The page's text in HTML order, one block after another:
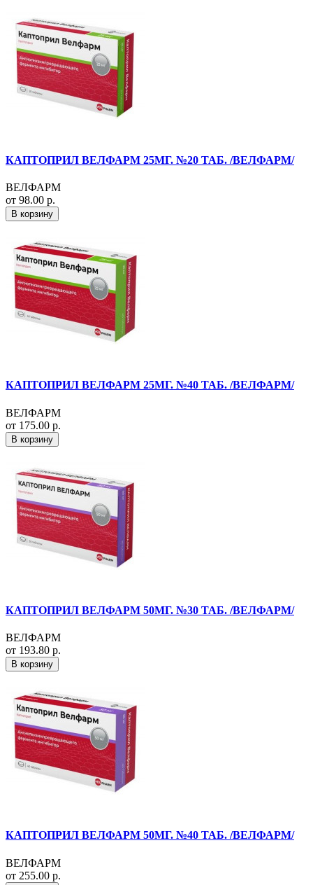
КАПТОПРИЛ ВЕЛФАРМ 25МГ. №20 ТАБ. /ВЕЛФАРМ/
ВЕЛФАРМ
от 98.00 р.
В корзину
КАПТОПРИЛ ВЕЛФАРМ 25МГ. №40 ТАБ. /ВЕЛФАРМ/
ВЕЛФАРМ
от 175.00 р.
В корзину
КАПТОПРИЛ ВЕЛФАРМ 50МГ. №30 ТАБ. /ВЕЛФАРМ/
ВЕЛФАРМ
от 193.80 р.
В корзину
КАПТОПРИЛ ВЕЛФАРМ 50МГ. №40 ТАБ. /ВЕЛФАРМ/
ВЕЛФАРМ
от 255.00 р.